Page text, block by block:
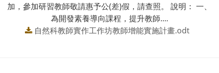
加，參加研習教師敬請惠予公(差)假，請查照。 說明： 一、
為開發素養導向課程，提升教師....
自然科教師實作工作坊教師增能實施計畫.odt